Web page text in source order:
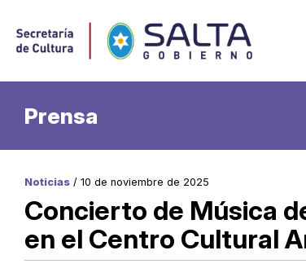
Prensa
Noticias / 10 de noviembre de 2025
Concierto de Música
en el Centro Cultural